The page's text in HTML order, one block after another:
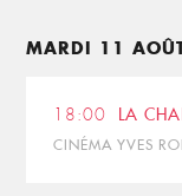
MARDI 11
18:00 LA
CINÉMA YVES